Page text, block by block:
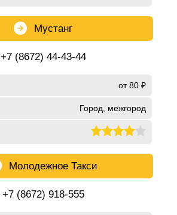
Мустанг
+7 (8672) 44-43-44
от 80 ₽
Город, межгород
Молодежное Такси
+7 (8672) 918-555